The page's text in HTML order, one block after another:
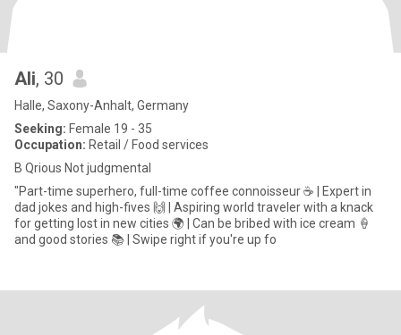
Ali, 30
Halle, Saxony-Anhalt, Germany
Seeking: Female 19 - 35
Occupation: Retail / Food services
B Qrious Not judgmental
"Part-time superhero, full-time coffee connoisseur ☕️ | Expert in
dad jokes and high-fives 🙌 | Aspiring world traveler with a knack
for getting lost in new cities 🌍 | Can be bribed with ice cream 🍦
and good stories 📚 | Swipe right if you're up fo